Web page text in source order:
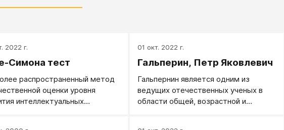
2022 г.
Симона тест
распространенный метод
оценки уровня
интеллектуальных
01 окт. 2022 г.
Гальперин, Петр Яковлевич
Гальпернин является одним из
ведущих отечественных ученых в
области общей, возрастной и